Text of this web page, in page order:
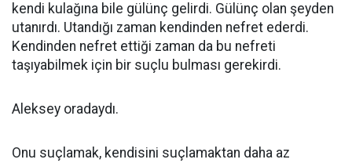
kendi kulağına bile gülünç gelirdi. Gülünç olan şeyden
utanırdı. Utandığı zaman kendinden nefret ederdi.
Kendinden nefret ettiği zaman da bu nefreti
taşıyabilmek için bir suçlu bulması gerekirdi.
Aleksey oradaydı.
Onu suçlamak, kendisini suçlamaktan daha az